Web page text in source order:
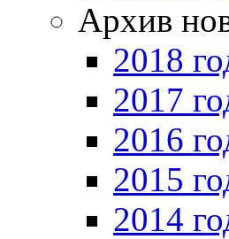
Архив
2018
2017
2016
2015
2014